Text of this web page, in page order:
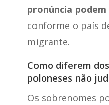
pronúncia
conforme o país
migrante.
Como diferem
poloneses não
Os sobrenomes